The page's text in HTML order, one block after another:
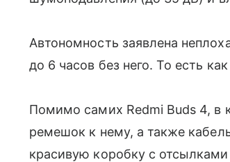
Автономность заявлена
до 6 часов без него. То есть
Помимо самих Redmi Buds 4, в
ремешок к нему, а также
красивую коробку с отсылками